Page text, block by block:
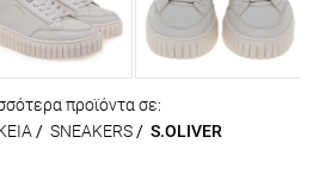
προϊόντα σε:
/ SNEAKERS/ S.OLIVER